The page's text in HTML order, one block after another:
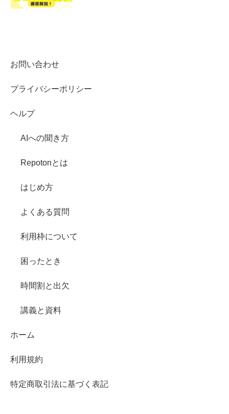
お問い合わせ
プライバシーポリシー
ヘルプ
AIへの聞き方
Repotonとは
はじめ方
よくある質問
利用枠について
困ったとき
時間割と出欠
講義と資料
ホーム
利用規約
特定商取引法に基づく表記